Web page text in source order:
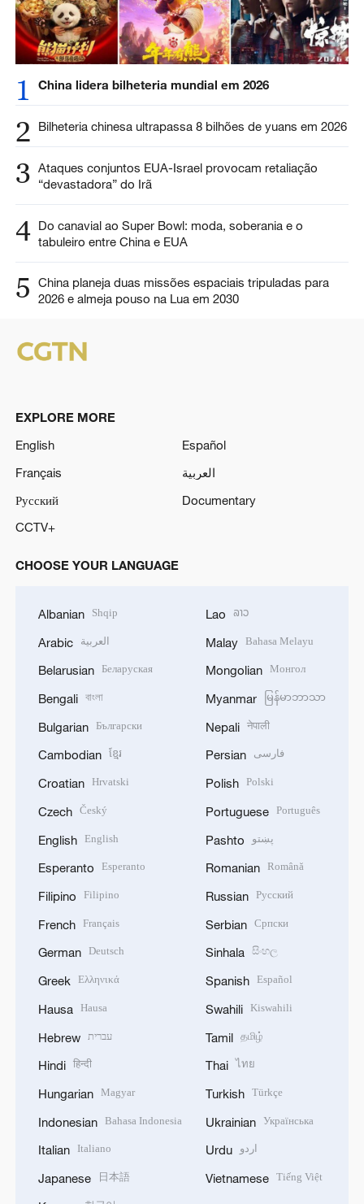
1 China lidera bilheteria mundial em 2026
2 Bilheteria chinesa ultrapassa 8 bilhões de yuans em 2026
3 Ataques conjuntos EUA-Israel provocam retaliação
“devastadora” do Irã
4 Do canavial ao Super Bowl: moda, soberania e o
tabuleiro entre China e EUA
5
China planeja duas missões espaciais tripuladas para
2026 e almeja pouso na Lua em 2030
EXPLORE MORE
English
Español
Français
العربية
Русский
Documentary
CCTV+
CHOOSE YOUR LANGUAGE
Albanian Shqip
Arabic العربية
Belarusian Беларуская
Bengali বাংলা
Bulgarian Български
Cambodian ខ្មែរ
Croatian Hrvatski
Czech Český
English English
Esperanto Esperanto
Filipino Filipino
French Français
German Deutsch
Greek Ελληνικά
Hausa Hausa
Hebrew עברית
Hindi हिन्दी
Hungarian Magyar
Indonesian Bahasa Indonesia
Italian Italiano
Japanese 日本語
Lao ລາວ
Malay Bahasa Melayu
Mongolian Монгол
Myanmar မြန်မာဘာသာ
Nepali नेपाली
Persian فارسی
Polish Polski
Portuguese Português
Pashto پښتو
Romanian Română
Russian Русский
Serbian Српски
Sinhala සිංහල
Spanish Español
Swahili Kiswahili
Tamil தமிழ்
Thai ไทย
Turkish Türkçe
Ukrainian Українська
Urdu اردو
Vietnamese Tiếng Việt